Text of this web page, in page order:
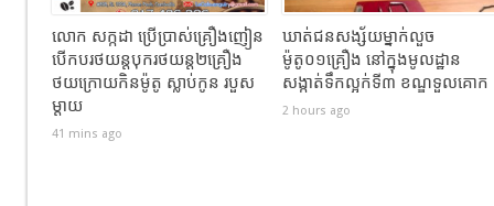
លោក សក្កដា ប្រើប្រាស់គ្រឿងញៀន
បើកបរថយន្តបុករថយន្ត២គ្រឿង
ថយក្រោយកិនម៉ូតូ ស្លាប់កូន របួស
ម្ដាយ
41 mins ago
ឃាត់ជនសង្ស័យម្នាក់លួច
ម៉ូតូ០១គ្រឿង នៅក្នុងមូលដ្ឋាន
សង្កាត់ទឹកល្អក់ទី៣ ខណ្ឌទួលគោក
2 hours ago